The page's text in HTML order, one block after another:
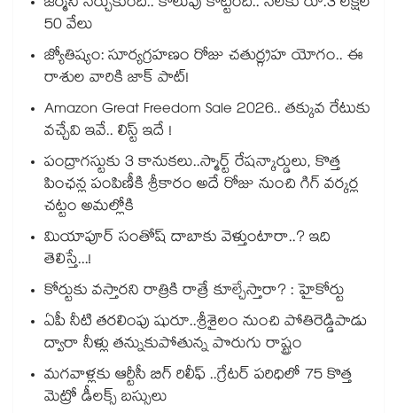
50 వేలు
జ్యోతిష్యం: సూర్యగ్రహణం రోజు చతుర్గ్రహ యోగం.. ఈ
రాశుల వారికి జాక్ పాట్!
Amazon Great Freedom Sale 2026.. తక్కువ రేటుకు
వచ్చేవి ఇవే.. లిస్ట్ ఇదే !
పంద్రాగస్టుకు 3 కానుకలు..స్మార్ట్ రేషన్కార్డులు, కొత్త
పింఛన్ల పంపిణీకి శ్రీకారం అదే రోజు నుంచి గిగ్ వర్కర్ల
చట్టం అమల్లోకి
మియాపూర్ సంతోష్ దాబాకు వెళ్తుంటారా..? ఇది
తెలిస్తే...!
కోర్టుకు వస్తారని రాత్రికి రాత్రే కూల్చేస్తారా? : హైకోర్టు
ఏపీ నీటి తరలింపు షురూ..శ్రీశైలం నుంచి పోతిరెడ్డిపాడు
ద్వారా నీళ్లు తన్నుకుపోతున్న పొరుగు రాష్ట్రం
మగవాళ్లకు ఆర్టీసీ బిగ్ రిలీఫ్ ..గ్రేటర్ పరిధిలో 75 కొత్త
మెట్రో డీలక్స్ బస్సులు